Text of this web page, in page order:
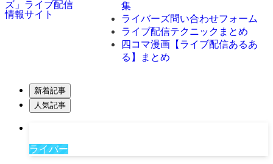
集
ライバーズ問い合わせフォーム
ライブ配信テクニックまとめ
四コマ漫画【ライブ配信あるあ
る】まとめ
新着記事
人気記事
ライバー